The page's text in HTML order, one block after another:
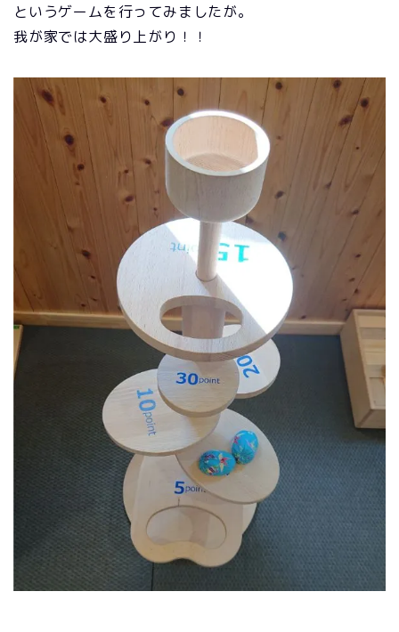
というゲームを行ってみましたが。
我が家では大盛り上がり！！